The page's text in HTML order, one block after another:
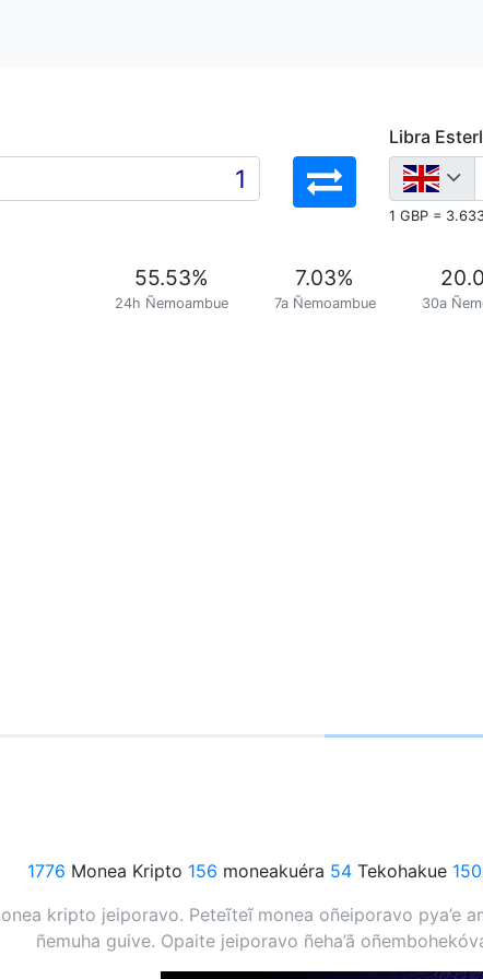
Libra
1 GBP =
55.53%
24h Ñemoambue
7.03%
7a Ñemoambue 30a
1776 Monea Kripto 156 moneakuéra 54Tekohakue
kripto jeiporavo. Peteĩteĩ monea oñeiporavo pya’e
ñemuha guive. Opaite jeiporavo ñeha’ã